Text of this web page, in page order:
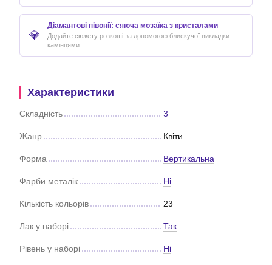
💎
Діамантові півонії: сяюча мозаїка з кристалами
Додайте сюжету розкоші за допомогою блискучої викладки
камінцями.
Характеристики
Складність 3
Жанр Квіти
Форма Вертикальна
Фарби металік Ні
Кількість кольорів 23
Лак у наборі Так
Рівень у наборі Ні